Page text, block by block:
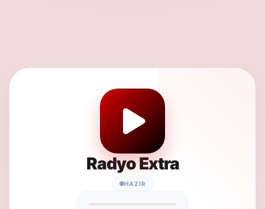
Radyo Extra
HAZIR